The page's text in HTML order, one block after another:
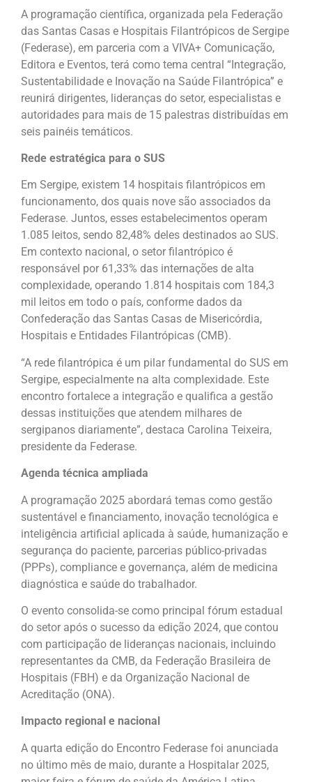
A programação científica, organizada pela Federação
das Santas Casas e Hospitais Filantrópicos de Sergipe
(Federase), em parceria com a VIVA+ Comunicação,
Editora e Eventos, terá como tema central “Integração,
Sustentabilidade e Inovação na Saúde Filantrópica” e
reunirá dirigentes, lideranças do setor, especialistas e
autoridades para mais de 15 palestras distribuídas em
seis painéis temáticos.
Rede estratégica para o SUS
Em Sergipe, existem 14 hospitais filantrópicos em
funcionamento, dos quais nove são associados da
Federase. Juntos, esses estabelecimentos operam
1.085 leitos, sendo 82,48% deles destinados ao SUS.
Em contexto nacional, o setor filantrópico é
responsável por 61,33% das internações de alta
complexidade, operando 1.814 hospitais com 184,3
mil leitos em todo o país, conforme dados da
Confederação das Santas Casas de Misericórdia,
Hospitais e Entidades Filantrópicas (CMB).
“A rede filantrópica é um pilar fundamental do SUS em
Sergipe, especialmente na alta complexidade. Este
encontro fortalece a integração e qualifica a gestão
dessas instituições que atendem milhares de
sergipanos diariamente”, destaca Carolina Teixeira,
presidente da Federase.
Agenda técnica ampliada
A programação 2025 abordará temas como gestão
sustentável e financiamento, inovação tecnológica e
inteligência artificial aplicada à saúde, humanização e
segurança do paciente, parcerias público-privadas
(PPPs), compliance e governança, além de medicina
diagnóstica e saúde do trabalhador.
O evento consolida-se como principal fórum estadual
do setor após o sucesso da edição 2024, que contou
com participação de lideranças nacionais, incluindo
representantes da CMB, da Federação Brasileira de
Hospitais (FBH) e da Organização Nacional de
Acreditação (ONA).
Impacto regional e nacional
A quarta edição do Encontro Federase foi anunciada
no último mês de maio, durante a Hospitalar 2025,